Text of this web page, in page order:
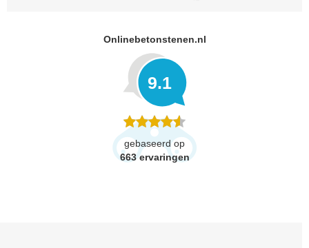
Onlinebetonstenen.nl
9.1
gebaseerd op
663 ervaringen